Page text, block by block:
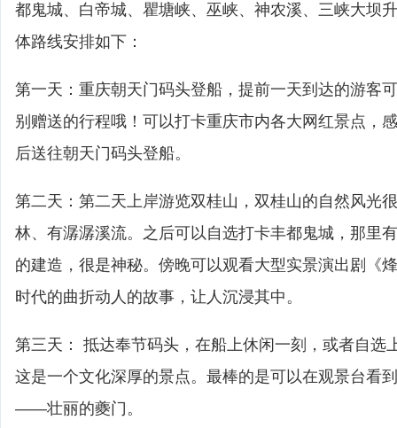
都鬼城、白帝城、瞿塘峡、巫峡、神农溪、三峡大坝
体路线安排如下：
第一天：重庆朝天门码头登船，提前一天到达的游客
别赠送的行程哦！可以打卡重庆市内各大网红景点，
后送往朝天门码头登船。
第二天：第二天上岸游览双桂山，双桂山的自然风光
林、有潺潺溪流。之后可以自选打卡丰都鬼城，那里
的建造，很是神秘。傍晚可以观看大型实景演出剧《
时代的曲折动人的故事，让人沉浸其中。
第三天： 抵达奉节码头，在船上休闲一刻，或者自选
这是一个文化深厚的景点。最棒的是可以在观景台看
——壮丽的夔门。